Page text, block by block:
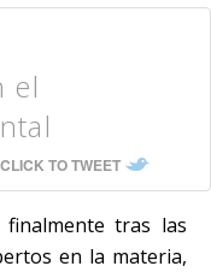
el
CLICK TO TWEET
tras las
en la materia,